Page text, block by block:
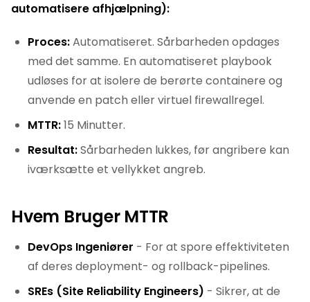
automatisere afhjælpning):
Proces:Automatiseret. Sårbarheden opdages
med det samme. En automatiseret playbook
udløses for at isolere de berørte containere og
anvende en patch eller virtuel firewallregel.
MTTR:15 Minutter.
Resultat:Sårbarheden lukkes, før angribere kan
iværksætte et vellykket angreb.
Hvem Bruger MTTR
DevOps Ingeniører - For at spore effektiviteten
af deres deployment- og rollback-pipelines.
SREs (Site Reliability Engineers) - Sikrer, at de